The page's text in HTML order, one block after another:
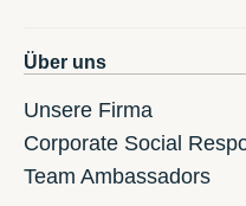
Über uns
Unsere Firma
Corporate Social
Team Ambassadors